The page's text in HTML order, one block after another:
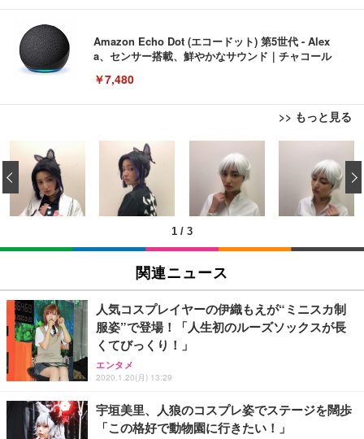
Amazon Echo Dot (エコードット) 第5世代 - Alex
a、センサー搭載、鮮やかなサウンド｜チャコール
￥7,480
>> もっと見る
[EdoErgo] オフィスチェア 椅子 テレワーク 疲れな
い 跳ね上げ式アームレスト コンパクト 約105度ロッ
キング pc 事務椅子 360度回転 座面昇降 強化ナイロ
ン樹脂ベース 通気性メッシュ 在宅ワーク H-WY01
(黒網+黒枠+黒足)
￥5,699
SIHOO B100 オフィスチェア／デスクチェア メッシ
ュチェア 人間工学 疲れない ブラック
￥27,999
Sezlife オフィスチェア デスクチェア 疲れない テレ
ワーク チェア 強化バックレスト 30度ロッキング機
能 人間工学 椅子 腰サポート 90度跳ね上げ式アーム
レスト 3Dヘッドレスト ハンガー付き 高反発クッシ
務用 おしゃれ パソコンチェア (ブラック)
Sezlife オフィスチェア デスクチェア 疲れない テレ
EIZO ビジネス向けプレミアムモニター | FlexScan
EV3240X-WT | 31.5型4K UHD・USB Type-C・ホワ
￥105,595
EIZO ビジネス向けプレミアムモニター | FlexScan
￥109,572
【純正品】27"ゲーミングモニター DualSense 充電
フック付き（CFI-ZDM1J）
￥49,979
【整備済み品】Dell E2724HS 27インチ 液晶モニタ
Amazonベーシック ペットシーツ 薄型 レギュラー 1
回使い捨て 無香料 ホワイト 300枚
￥3,373
Amazonベーシック ペットシーツ 厚型 ワイド 42枚
x2袋(84枚) ホワイト(吸収面:ライトブルー)
￥3,234
ネオ・ルーライフ ネオ・オムツ L 中型犬用 26枚入
り 単品
￥1,800
Smart Basic(スマートベーシック) 【Amazon.co.jp
1 / 3
‹
関連ニュース
人気コスプレイヤーの伊織もえが“ミニスカ制
服姿”で登場！「人生初のルーズソックスが長
くてびっくり！」
エンタメ
2020.1.20(月) 13:29
宇垣美里、人狼のコスプレ姿でステージを闊歩
「この格好で動物園に行きたい！」